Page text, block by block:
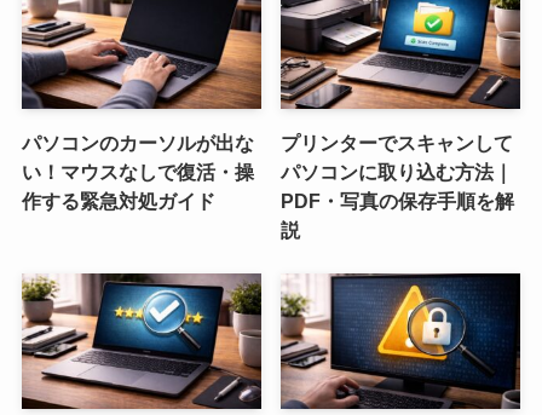
パソコンのカーソルが出な
い！マウスなしで復活・操
作する緊急対処ガイド
プリンターでスキャンして
パソコンに取り込む方法｜
PDF・写真の保存手順を解
説